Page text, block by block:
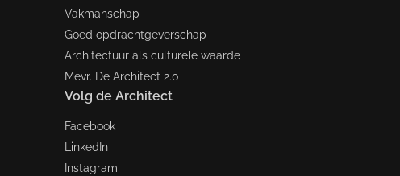
Vakmanschap
Goed opdrachtgeverschap
Architectuur als culturele waarde
Mevr. De Architect 2.0
Volg de Architect
Facebook
LinkedIn
Instagram